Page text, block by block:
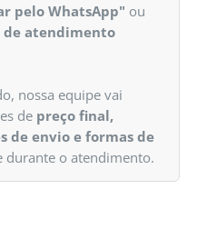
pelo WhatsApp" ou
atendimento
nossa equipe vai
de preço final,
de envio e formas de
durante o atendimento.